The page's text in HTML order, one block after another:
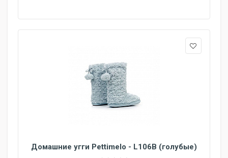
Домашние угги Pettimelo - L106B (голубые)